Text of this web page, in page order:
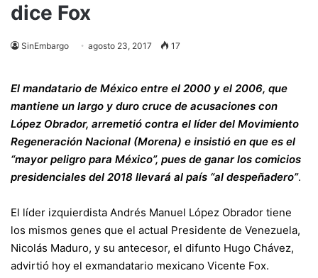
dice Fox
SinEmbargo agosto 23, 2017 17
El mandatario de México entre el 2000 y el 2006, que
mantiene un largo y duro cruce de acusaciones con
López Obrador, arremetió contra el líder del Movimiento
Regeneración Nacional (Morena) e insistió en que es el
“mayor peligro para México”, pues de ganar los comicios
presidenciales del 2018 llevará al país “al despeñadero”.
El líder izquierdista Andrés Manuel López Obrador tiene
los mismos genes que el actual Presidente de Venezuela,
Nicolás Maduro, y su antecesor, el difunto Hugo Chávez,
advirtió hoy el exmandatario mexicano Vicente Fox.